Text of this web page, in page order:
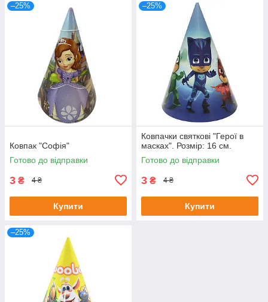
–25%
Ковпак "Софія"
Готово до відправки
3 ₴ 4 ₴
Купити
–25%
Ковпачки святкові "Герої в
масках". Розмір: 16 см.
Готово до відправки
3 ₴ 4 ₴
Купити
–25%